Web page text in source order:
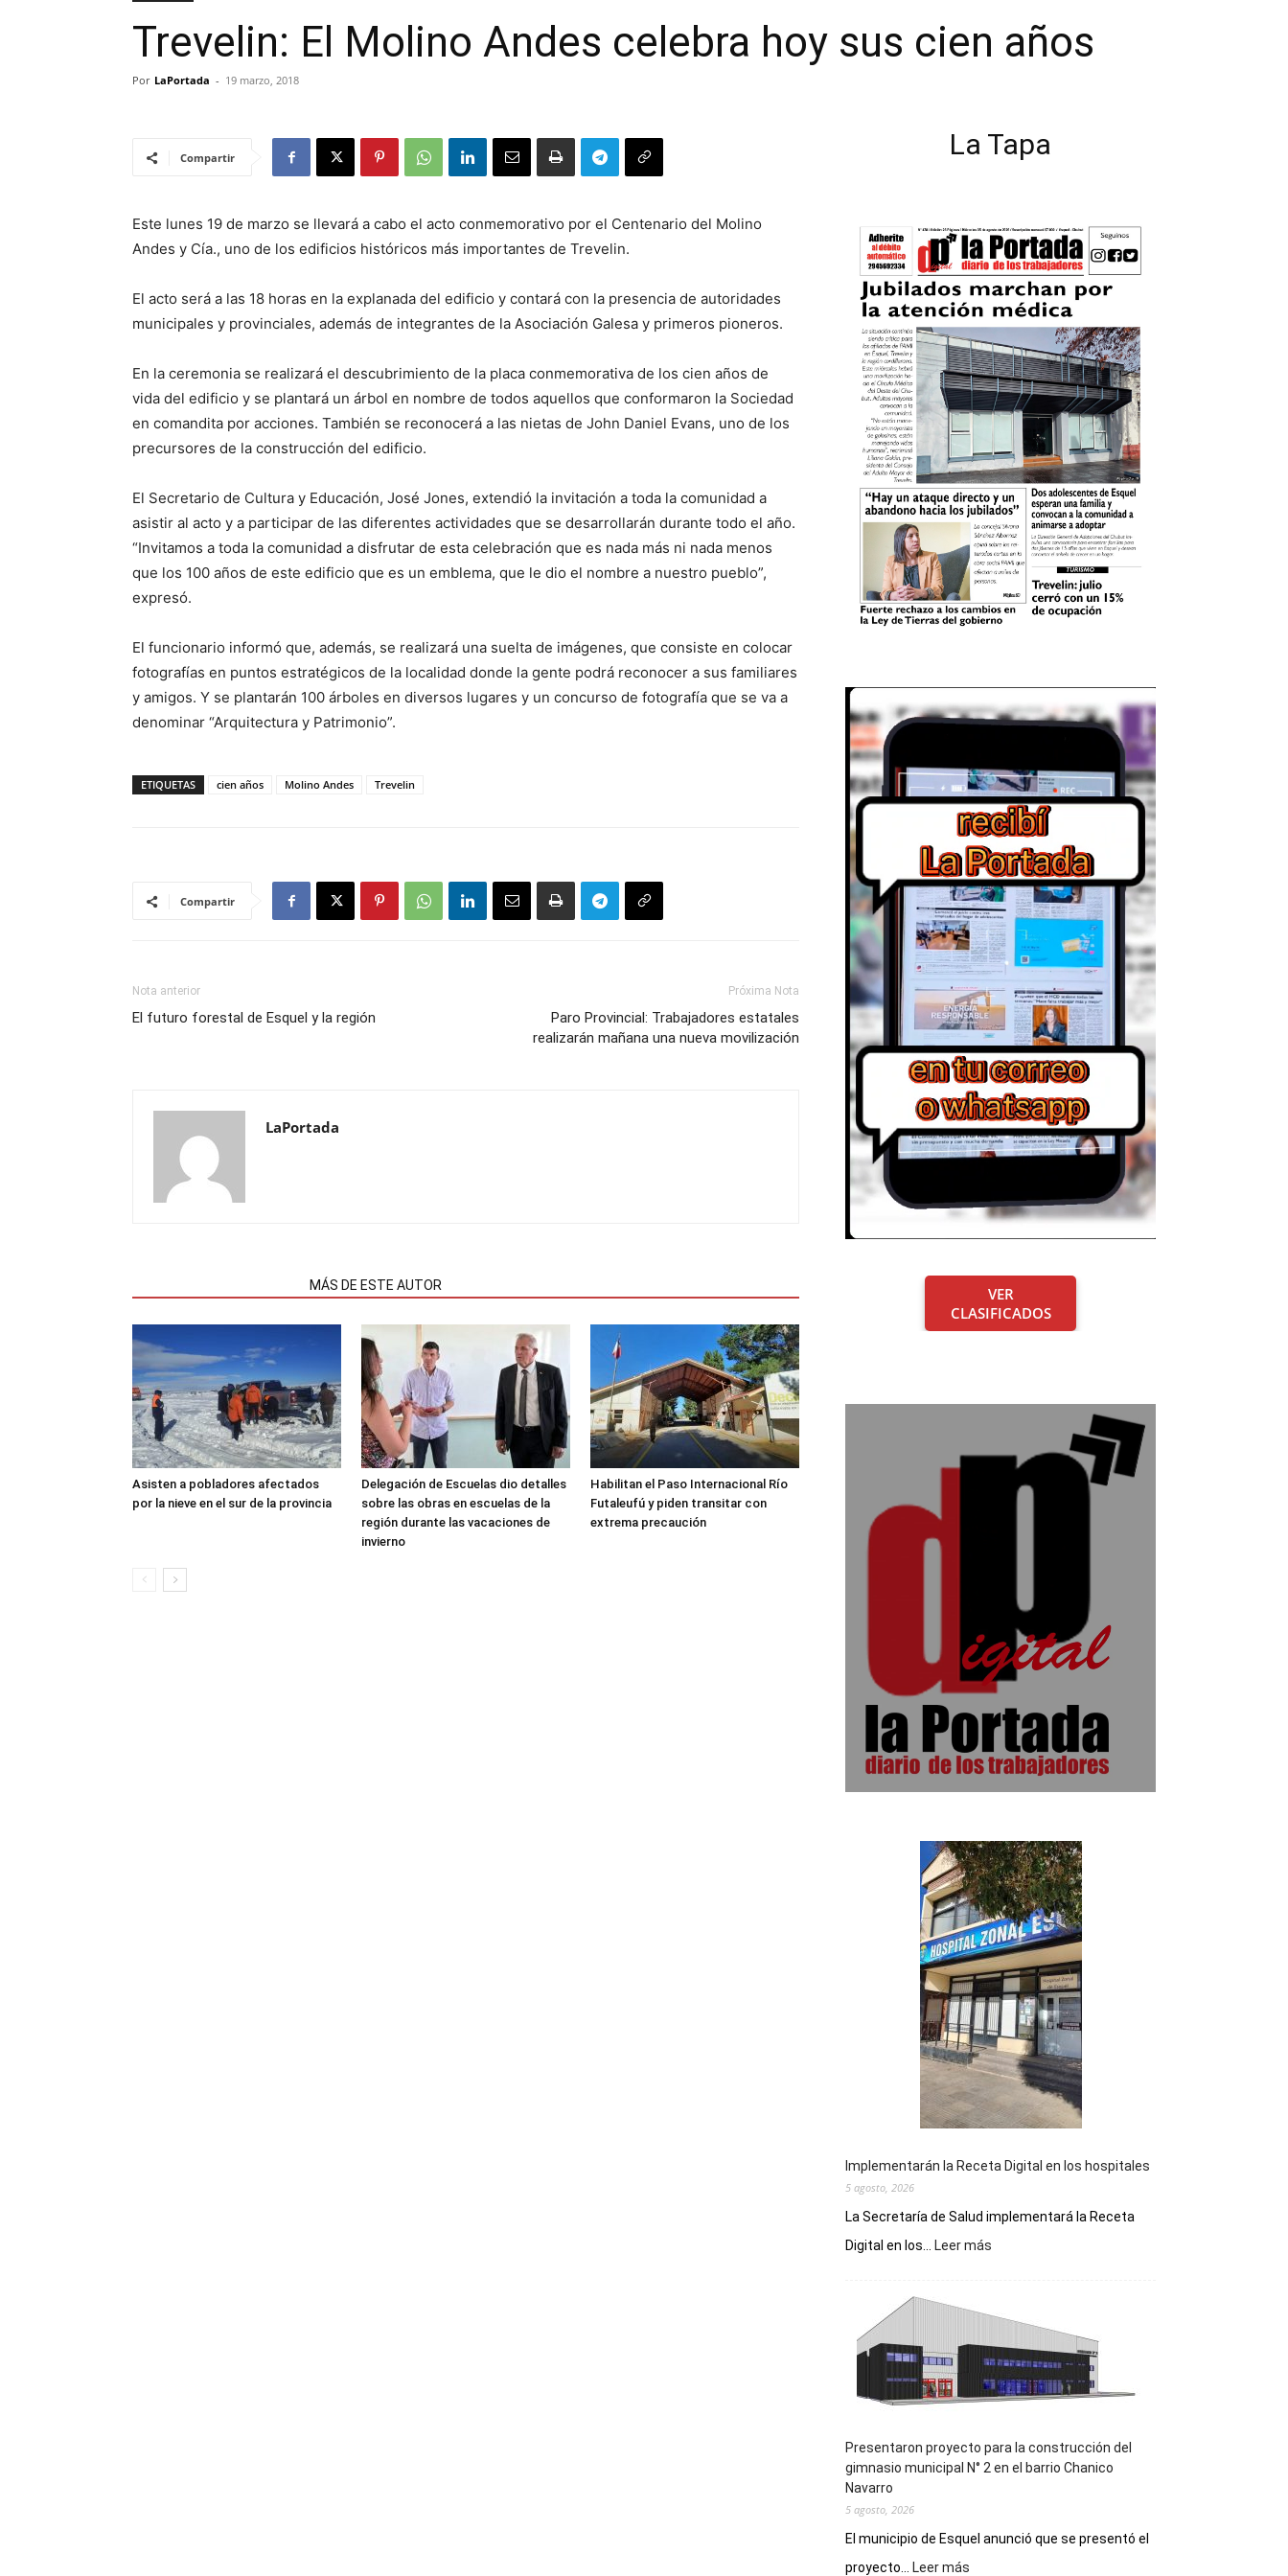
Trevelin: El Molino Andes celebra hoy sus cien años
Por LaPortada - 19 marzo, 2018
Compartir
Este lunes 19 de marzo se llevará a cabo el acto conmemorativo por el Centenario del Molino
Andes y Cía., uno de los edificios históricos más importantes de Trevelin.
El acto será a las 18 horas en la explanada del edificio y contará con la presencia de autoridades
municipales y provinciales, además de integrantes de la Asociación Galesa y primeros pioneros.
En la ceremonia se realizará el descubrimiento de la placa conmemorativa de los cien años de
vida del edificio y se plantará un árbol en nombre de todos aquellos que conformaron la Sociedad
en comandita por acciones. También se reconocerá a las nietas de John Daniel Evans, uno de los
precursores de la construcción del edificio.
El Secretario de Cultura y Educación, José Jones, extendió la invitación a toda la comunidad a
asistir al acto y a participar de las diferentes actividades que se desarrollarán durante todo el año.
“Invitamos a toda la comunidad a disfrutar de esta celebración que es nada más ni nada menos
que los 100 años de este edificio que es un emblema, que le dio el nombre a nuestro pueblo”,
expresó.
El funcionario informó que, además, se realizará una suelta de imágenes, que consiste en colocar
fotografías en puntos estratégicos de la localidad donde la gente podrá reconocer a sus familiares
y amigos. Y se plantarán 100 árboles en diversos lugares y un concurso de fotografía que se va a
denominar “Arquitectura y Patrimonio”.
ETIQUETAS cien años Molino Andes Trevelin
Compartir
Nota anterior
El futuro forestal de Esquel y la región
Próxima Nota
Paro Provincial: Trabajadores estatales
realizarán mañana una nueva movilización
LaPortada
MÁS DE ESTE AUTOR
Asisten a pobladores afectados
por la nieve en el sur de la provincia
Delegación de Escuelas dio detalles
sobre las obras en escuelas de la
región durante las vacaciones de
invierno
Habilitan el Paso Internacional Río
Futaleufú y piden transitar con
extrema precaución
La Tapa
VER
CLASIFICADOS
Implementarán la Receta Digital en los hospitales
5 agosto, 2026
La Secretaría de Salud implementará la Receta
Digital en los...
Leer más
Digital
en
los
hospitales
Presentaron proyecto para la construcción del
gimnasio municipal N° 2 en el barrio Chanico
Navarro
5 agosto, 2026
El municipio de Esquel anunció que se presentó el
proyecto...
Leer más